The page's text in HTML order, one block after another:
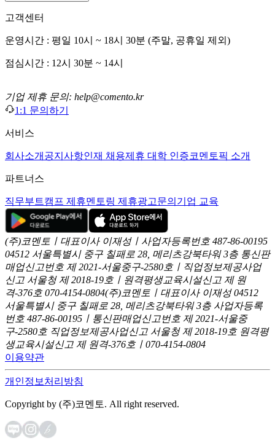
고객센터
운영시간 : 평일 10시 ~ 18시 30분 (주말, 공휴일 제외)
점심시간 : 12시 30분 ~ 14시
기업 제휴 문의: help@comento.kr
1:1 문의하기
서비스
회사소개 공지사항인재 채용제휴 대학 인증코멘토픽 소개
파트너스
직무부트캠프 제휴멘토링 제휴광고문의 기업 교육
(주)코멘토ㅣ대표이사 이재성ㅣ사업자등록번호 487-86-00195
04512 서울특별시 중구 칠패로 28, 메리츠강북타워 3층 통신판
매업신고번호 제 2021-서울중구-2580호ㅣ직업정보제공사업
신고 서울청 제 2018-19호ㅣ원격평생교육시설신고 제 원
격-376호 070-4154-0804(주)코멘토ㅣ대표이사 이재성 04512
서울특별시 중구 칠패로 28, 메리츠강북타워 3층 사업자등록
번호 487-86-00195ㅣ통신판매업신고번호 제 2021-서울중
구-2580호 직업정보제공사업신고 서울청 제 2018-19호 원격평
생교육시설신고 제 원격-376호ㅣ070-4154-0804
이용약관
개인정보처리방침
Copyright by (주)코멘토. All right reserved.